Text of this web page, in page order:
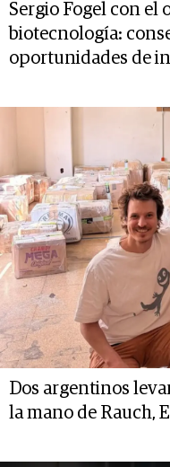
Sergio Fogel con el
biotecnología:
oportunidades de
Dos argentinos
la mano de Rauch,